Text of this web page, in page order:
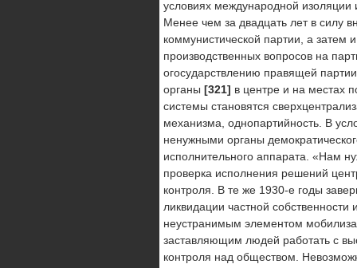
условиях международной
Менее чем за двадцать лет в силу
коммунистической партии, а затем
производственных вопро­сов на
огосударствлению правящей
органы [321] в центре и на местах
системы становятся
механизма, однопартийность. В
ненужны­ми органы
исполнительного аппарата. «Нам
проверка исполнения решений
контроля. В те же 1930-е годы
ликвидации частной
неустранимым элементом
заставляющим людей ра­ботать с
контроля над обществом.